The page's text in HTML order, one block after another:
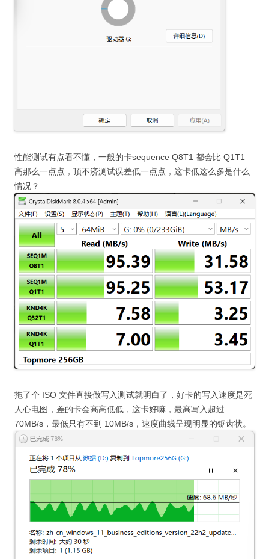
性能测试有点看不懂，一般的卡sequence Q8T1 都会比 Q1T1
高那么一点点，顶不济测试误差低一点点，这卡低这么多是什么
情况？
拖了个 ISO 文件直接做写入测试就明白了，好卡的写入速度是死
人心电图，差的卡会高高低低，这卡好嘛，最高写入超过
70MB/s，最低只有不到 10MB/s，速度曲线呈现明显的锯齿状。